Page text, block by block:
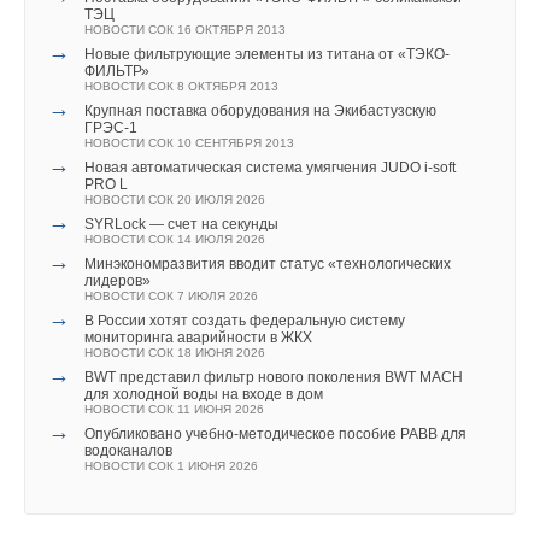
ТЭЦ
НОВОСТИ СОК 16 ОКТЯБРЯ 2013
→
Новые фильтрующие элементы из титана от «ТЭКО-
ФИЛЬТР»
НОВОСТИ СОК 8 ОКТЯБРЯ 2013
→
Крупная поставка оборудования на Экибастузскую
ГРЭС-1
НОВОСТИ СОК 10 СЕНТЯБРЯ 2013
→
Новая автоматическая система умягчения JUDO i-soft
PRO L
НОВОСТИ СОК 20 ИЮЛЯ 2026
→ SYRLock — счет на секунды
НОВОСТИ СОК 14 ИЮЛЯ 2026
→
Минэкономразвития вводит статус «технологических
лидеров»
НОВОСТИ СОК 7 ИЮЛЯ 2026
→
В России хотят создать федеральную систему
мониторинга аварийности в ЖКХ
НОВОСТИ СОК 18 ИЮНЯ 2026
→
BWT представил фильтр нового поколения BWT MACH
для холодной воды на входе в дом
НОВОСТИ СОК 11 ИЮНЯ 2026
→
Опубликовано учебно-методическое пособие РАВВ для
водоканалов
НОВОСТИ СОК 1 ИЮНЯ 2026
Уведомления отключены
Комментарии
В этой теме еще нет комментариев
Добавить комментарий
Ваше имя *
Ваш E-mail *
Текст комментария
информацию, а с другой стороны поставил вопрос: «Как
современные технологии могут сделать российские
предприятия и российскую экономику более
конкурентоспособными в мире?»
→
Тепловые насосы в связке с солнечной генерацией и
накопителем снижают потребление на 60%
НОВОСТИ СОК 4 АВГУСТА 2026
→
Stiebel Eltron отмечает 50 лет производства тепловых
насосов
НОВОСТИ СОК 24 ИЮЛЯ 2026
→
Коалиция из 19 штатов и Нью-Йорка подала в суд на
EPA
НОВОСТИ СОК 23 ИЮЛЯ 2026
→
Stiebel Eltron расширил линейку воздушно-водяных
тепловых насосов WPL-A
НОВОСТИ СОК 17 ИЮЛЯ 2026